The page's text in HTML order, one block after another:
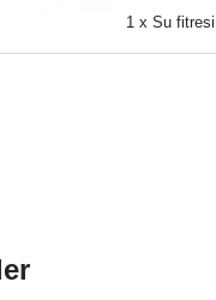
1 x Su fitresi